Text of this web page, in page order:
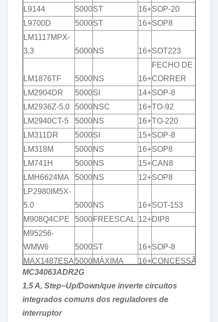
L9144
5000ST 16+SOP-20
L9700D
5000ST 16+SOP8
LM1117MPX-
3.3
5000NS 16+SOT223
LM1876TF 5000NS 16+
FECHO DE
CORRER
LM2904DR
5000SI 14+SOP-8
LM2936Z-5.0
5000NSC 16+TO-92
LM2940CT-5
5000NS 16+TO-220
LM311DR
5000SI 15+SOP-8
LM318M
5000NS 16+SOP8
LM741H
5000NS 15+CAN8
LMH6624MA
5000NS 12+SOP8
LP2980IM5X-
5.0
5000NS 16+SOT-153
M908Q4CPE
5000FREESCAL 12+DIP8
M95256-
WMW6
5000ST 16+SOP-8
MAX1487ESA 5000MÁXIMA 16+CONCESSÃO
MAX489CPD 5000
MB3759PF-G-
BND-JN-
ERE1
MC34063ADR2G
1,5 A, Step−Up/Down/que inverte circuitos
integrados comuns dos reguladores de
interruptor